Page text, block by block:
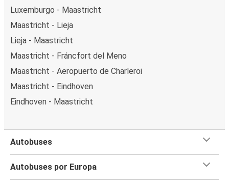
Luxemburgo - Maastricht
Maastricht - Lieja
Lieja - Maastricht
Maastricht - Fráncfort del Meno
Maastricht - Aeropuerto de Charleroi
Maastricht - Eindhoven
Eindhoven - Maastricht
Autobuses
Autobuses por Europa